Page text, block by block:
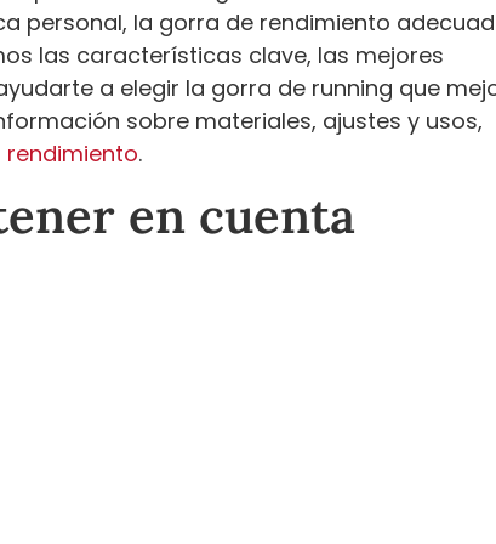
personal, la gorra de rendimiento
las características clave, las mejores
a elegir la gorra de running que
sobre materiales, ajustes y usos,
.
en cuenta